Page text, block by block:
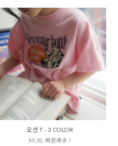
오션 T - 3 COLOR
M,XL 빠른배송 !